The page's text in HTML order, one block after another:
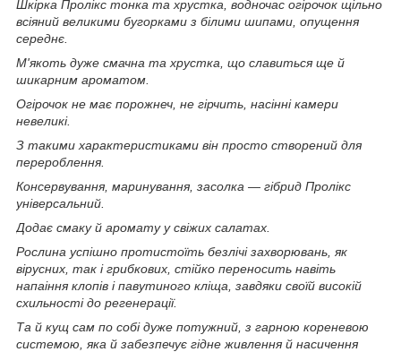
Шкірка Пролікс тонка та хрустка, водночас огірочок щільно
всіяний великими бугорками з білими шипами, опущення
середнє.
М'якоть дуже смачна та хрустка, що славиться ще й
шикарним ароматом.
Огірочок не має порожнеч, не гірчить, насінні камери
невеликі.
З такими характеристиками він просто створений для
перероблення.
Консервування, маринування, засолка — гібрид Пролікс
універсальний.
Додає смаку й аромату у свіжих салатах.
Рослина успішно протистоїть безлічі захворювань, як
вірусних, так і грибкових, стійко переносить навіть
напаіння клопів і павутиного кліща, завдяки своїй високій
схильності до регенерації.
Та й кущ сам по собі дуже потужний, з гарною кореневою
системою, яка й забезпечує гідне живлення й насичення